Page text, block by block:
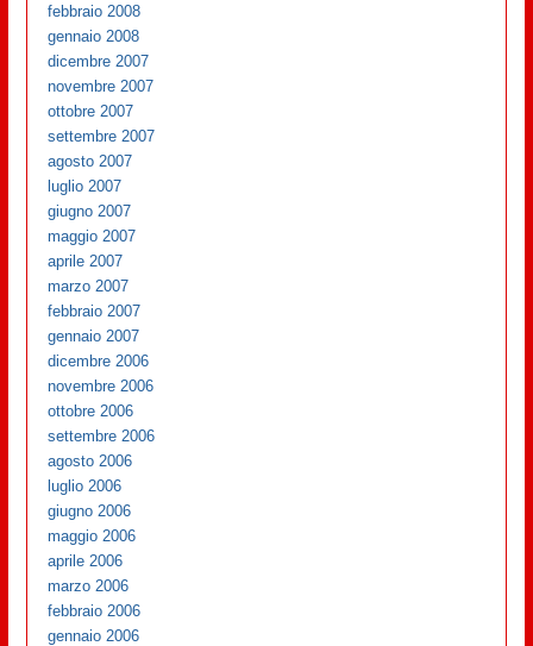
febbraio 2008
gennaio 2008
dicembre 2007
novembre 2007
ottobre 2007
settembre 2007
agosto 2007
luglio 2007
giugno 2007
maggio 2007
aprile 2007
marzo 2007
febbraio 2007
gennaio 2007
dicembre 2006
novembre 2006
ottobre 2006
settembre 2006
agosto 2006
luglio 2006
giugno 2006
maggio 2006
aprile 2006
marzo 2006
febbraio 2006
gennaio 2006